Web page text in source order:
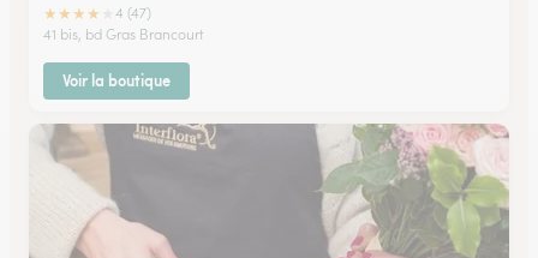
★★★★
4 (47)
41 bis, bd Gras Brancourt
Voir la boutique